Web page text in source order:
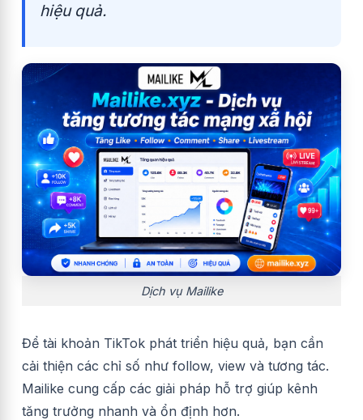
hiệu quả.
Dịch vụ Mailike
Để tài khoản TikTok phát triển hiệu quả, bạn cần
cải thiện các chỉ số như follow, view và tương tác.
Mailike cung cấp các giải pháp hỗ trợ giúp kênh
tăng trưởng nhanh và ổn định hơn.